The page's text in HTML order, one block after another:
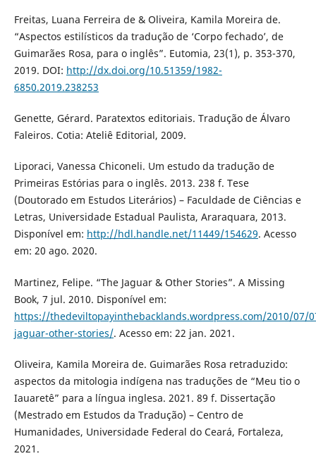
Freitas, Luana Ferreira de & Oliveira, Kamila Moreira de.
“Aspectos estilísticos da tradução de ‘Corpo fechado’, de
Guimarães Rosa, para o inglês”. Eutomia, 23(1), p. 353-370,
2019. DOI: http://dx.doi.org/10.51359/1982-
6850.2019.238253
Genette, Gérard. Paratextos editoriais. Tradução de Álvaro
Faleiros. Cotia: Ateliê Editorial, 2009.
Liporaci, Vanessa Chiconeli. Um estudo da tradução de
Primeiras Estórias para o inglês. 2013. 238 f. Tese
(Doutorado em Estudos Literários) – Faculdade de Ciências e
Letras, Universidade Estadual Paulista, Araraquara, 2013.
Disponível em: http://hdl.handle.net/11449/154629. Acesso
em: 20 ago. 2020.
Martinez, Felipe. “The Jaguar & Other Stories”. A Missing
Book, 7 jul. 2010. Disponível em:
https://thedeviltopayinthebacklands.wordpress.com/2010/07/
jaguar-other-stories/. Acesso em: 22 jan. 2021.
Oliveira, Kamila Moreira de. Guimarães Rosa retraduzido:
aspectos da mitologia indígena nas traduções de “Meu tio o
Iauaretê” para a língua inglesa. 2021. 89 f. Dissertação
(Mestrado em Estudos da Tradução) – Centro de
Humanidades, Universidade Federal do Ceará, Fortaleza,
2021.